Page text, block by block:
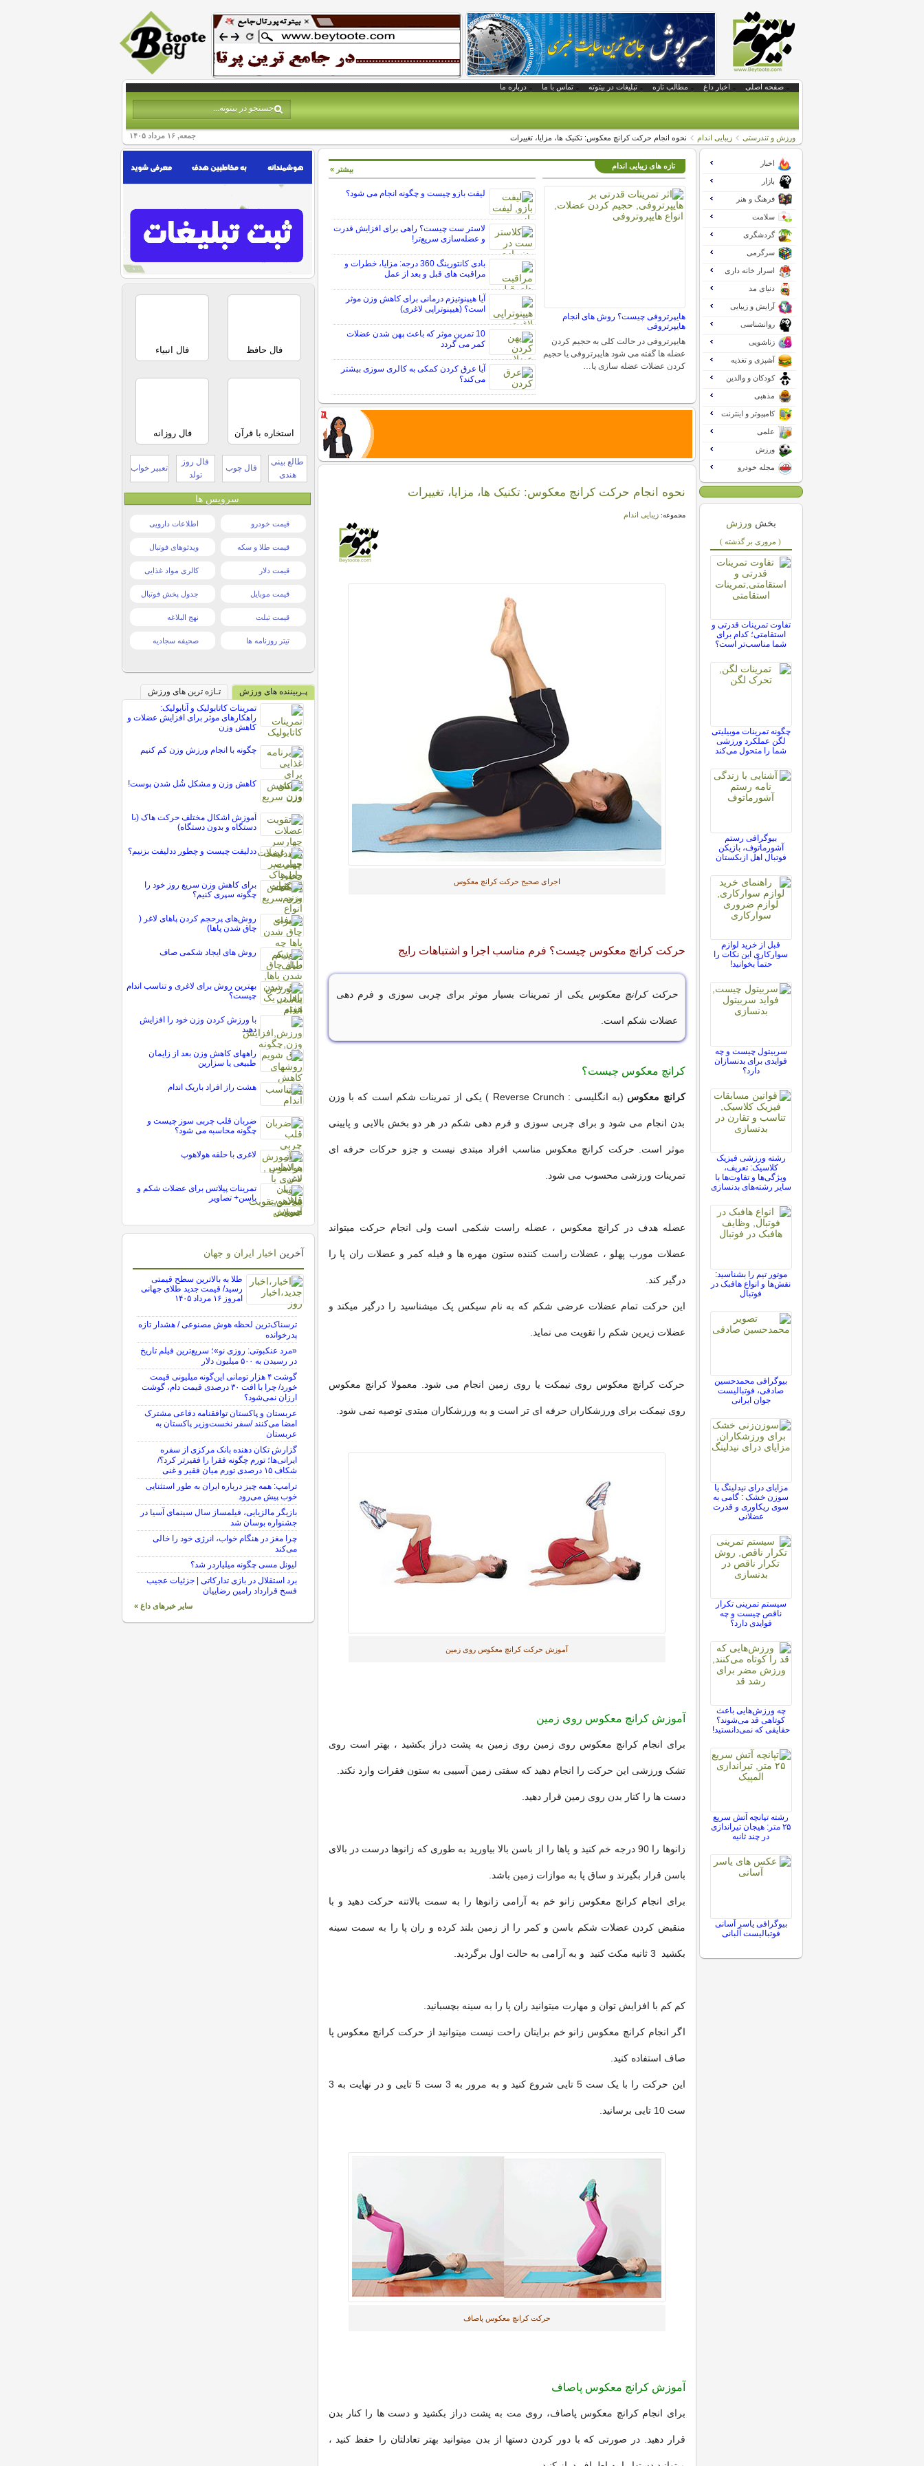
صفحه اصلی اخبار داغ مطالب تازه تبلیغات در بیتوته تماس با ما درباره ما
جمعه, ۱۶ مرداد ۱۴۰۵ ورزش و تندرستی زیبایی اندام نحوه انجام حرکت کرانچ معکوس: تکنیک ها، مزایا، تغییرات
تازه های زیبایی اندام
هایپرتروفی چیست؟ روش های انجام
هایپرتروفی
هایپرتروفی در حالت کلی به حجیم کردن
عضله ها گفته می شود هایپرتروفی یا حجیم
کردن عضلات عضله سازی یا…
لیفت بازو چیست و چگونه انجام می شود؟
لاستر ست چیست؟ راهی برای افزایش قدرت
و عضله‌سازی سریع‌تر!
بادی کانتورینگ 360 درجه: مزایا، خطرات و
مراقبت های قبل و بعد از عمل
آیا هیپنوتیزم درمانی برای کاهش وزن موثر
است؟ (هیپنوتراپی لاغری)
10 تمرین موثر که باعث پهن شدن عضلات
کمر می گردد
آیا عرق کردن کمکی به کالری سوزی بیشتر
می‌کند؟
بیشتر »
نحوه انجام حرکت کرانچ معکوس: تکنیک ها، مزایا، تغییرات
مجموعه:زیبایی اندام
اجرای صحیح حرکت کرانچ معکوس
حرکت کرانچ معکوس چیست؟ فرم مناسب اجرا و اشتباهات رایج
حرکت کرانچ معکوس یکی از تمرینات بسیار موثر برای چربی سوزی و فرم دهی
عضلات شکم است.
کرانچ معکوس چیست؟
کرانچ معکوس (به انگلیسی : Reverse Crunch ) یکی از تمرینات شکم است که با وزن
بدن انجام می شود و برای چربی سوزی و فرم دهی شکم در هر دو بخش بالایی و پایینی
موثر است. حرکت کرانچ معکوس مناسب افراد مبتدی نیست و جزو حرکات حرفه ای
تمرینات ورزشی محسوب می شود.
عضله هدف در کرانچ معکوس ، عضله راست شکمی است ولی انجام حرکت میتواند
عضلات مورب پهلو ، عضلات راست کننده ستون مهره ها و فیله کمر و عضلات ران پا را
درگیر کند.
این حرکت تمام عضلات عرضی شکم که به نام سیکس پک میشناسید را درگیر میکند و
عضلات زیرین شکم را تقویت می نماید.
حرکت کرانچ معکوس روی نیمکت یا روی زمین انجام می شود. معمولا کرانچ معکوس
روی نیمکت برای ورزشکاران حرفه ای تر است و به ورزشکاران مبتدی توصیه نمی شود.
آموزش حرکت کرانچ معکوس روی زمین
آموزش کرانچ معکوس روی زمین
برای انجام کرانچ معکوس روی زمین روی زمین به پشت دراز بکشید ، بهتر است روی
تشک ورزشی این حرکت را انجام دهید که سفتی زمین آسیبی به ستون فقرات وارد نکند.
دست ها را کنار بدن روی زمین قرار دهید.
زانوها را 90 درجه خم کنید و پاها را از باسن بالا بیاورید به طوری که زانوها درست در بالای
باسن قرار بگیرند و ساق پا به موازات زمین باشد.
برای انجام کرانچ معکوس زانو خم به آرامی زانوها را به سمت بالاتنه حرکت دهید و با
منقبض کردن عضلات شکم باسن و کمر را از زمین بلند کرده و ران پا را به سمت سینه
بکشید 3 ثانیه مکث کنید و به آرامی به حالت اول برگردید.
کم کم با افزایش توان و مهارت میتوانید ران پا را به سینه بچسبانید.
اگر انجام کرانچ معکوس زانو خم برایتان راحت نیست میتوانید از حرکت کرانچ معکوس پا
صاف استفاده کنید.
این حرکت را با یک ست 5 تایی شروع کنید و به مرور به 3 ست 5 تایی و در نهایت به 3
ست 10 تایی برسانید.
حرکت کرانچ معکوس پاصاف
آموزش کرانچ معکوس پاصاف
برای انجام کرانچ معکوس پاصاف، روی مت به پشت دراز بکشید و دست ها را کنار بدن
قرار دهید. در صورتی که با دور کردن دستها از بدن میتوانید بهتر تعادلتان را حفظ کنید ،
اخبار
بازار
فرهنگ و هنر
سلامت
گردشگری
سرگرمی
اسرار خانه داری
دنیای مد
آرایش و زیبایی
روانشناسی
زناشویی
آشپزی و تغذیه
کودکان و والدین
مذهبی
کامپیوتر و اینترنت
علمی
ورزش
مجله خودرو
بخش ورزش
( مروری بر گذشته )
تفاوت تمرینات قدرتی و
استقامتی؛ کدام برای
شما مناسب‌تر است؟
چگونه تمرینات موبیلیتی
لگن عملکرد ورزشی
شما را متحول می‌کند
بیوگرافی رستم
آشورماتوف، بازیکن
فوتبال اهل ازبکستان
قبل از خرید لوازم
سوارکاری این نکات را
حتماً بخوانید!
سربیتول چیست و چه
فوایدی برای بدنسازان
دارد؟
رشته ورزشی فیزیک
کلاسیک: تعریف،
ویژگی‌ها و تفاوت‌ها با
سایر رشته‌های بدنسازی
موتور تیم را بشناسید:
نقش‌ها و انواع هافبک در
فوتبال
بیوگرافی محمدحسین
صادقی، فوتبالیست
جوان ایرانی
مزایای درای نیدلینگ یا
سوزن خشک : گامی به
سوی ریکاوری و قدرت
عضلانی
سیستم تمرینی تکرار
ناقص چیست و چه
فوایدی دارد؟
چه ورزش‌هایی باعث
کوتاهی قد می‌شوند؟
حقایقی که نمی‌دانستید!
رشته تپانچه آتش سریع
۲۵ متر: هیجان تیراندازی
در چند ثانیه
بیوگرافی یاسر آسانی
فوتبالیست آلبانی
فال حافظ فال انبیاء
استخاره با قرآن فال روزانه
طالع بینی
هندی
فال چوب
فال روز
تولد
تعبیر خواب
سرویس ها
قیمت خودرو اطلاعات دارویی
قیمت طلا و سکه ویدئوهای فوتبال
قیمت دلار کالری مواد غذایی
قیمت موبایل جدول پخش فوتبال
قیمت تبلت نهج البلاغه
تیتر روزنامه ها صحیفه سجادیه
پـربیننده های ورزش
تـازه ترین های ورزش
تمرینات کاتابولیک و آنابولیک:
راهکارهای موثر برای افزایش عضلات و
کاهش وزن
چگونه با انجام ورزش وزن کم کنیم
کاهش وزن و مشکل شُل شدن پوست!
آموزش اشکال مختلف حرکت هاک (با
دستگاه و بدون دستگاه)
ددلیفت چیست و چطور ددلیفت بزنیم؟
برای کاهش وزن سریع روز خود را
چگونه سپری کنیم؟
روش‌های پرحجم کردن پاهای لاغر (
چاق شدن پاها)
روش های ایجاد شکمی صاف
بهترین روش برای لاغری و تناسب اندام
چیست؟
با ورزش کردن وزن خود را افزایش
دهید
راههای کاهش وزن بعد از زایمان
طبیعی یا سزارین
هشت راز افراد باريک اندام
ضربان قلب چربی سوز چیست و
چگونه محاسبه می شود؟
لاغری با حلقه هولاهوپ
تمرینات پیلاتس برای عضلات شکم و
باسن+ تصاویر
آخرین اخبار ایران و جهان
طلا به بالاترین سطح قیمتی
رسید/ قیمت جدید طلای جهانی
امروز ۱۶ مرداد ۱۴۰۵
ترسناک‌ترین لحظه هوش مصنوعی / هشدار تازه
پدرخوانده
«مرد عنکبوتی: روزی نو»؛ سریع‌ترین فیلم تاریخ
در رسیدن به ۵۰۰ میلیون دلار
گوشت ۴ هزار تومانی این‌گونه میلیونی قیمت
خورد/ چرا با افت ۳۰ درصدی قیمت دام، گوشت
ارزان نمی‌شود؟
عربستان و پاکستان توافقنامه دفاعی مشترک
امضا می‌کنند /سفر نخست‌وزیر پاکستان به
عربستان
گزارش تکان‌ دهنده بانک مرکزی از سفره
ایرانی‌ها؛ تورم چگونه فقرا را فقیرتر کرد؟/
شکاف ۱۵ درصدی تورم میان فقیر و غنی
ترامپ: همه چیز درباره ایران به طور استثنایی
خوب پیش می‌رود
بازیگر مالزیایی، فیلمساز سال سینمای آسیا در
جشنواره بوسان شد
چرا مغز در هنگام خواب، انرژی خود را خالی
می‌کند
لیونل مسی چگونه میلیاردر شد؟
برد استقلال در بازی تدارکاتی | جزئیات عجیب
فسخ قرارداد رامین رضاییان
سایر خبرهای داغ »